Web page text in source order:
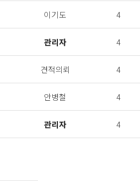
이기도 4
관리자 4
견적의뢰 4
안병철 4
관리자 4